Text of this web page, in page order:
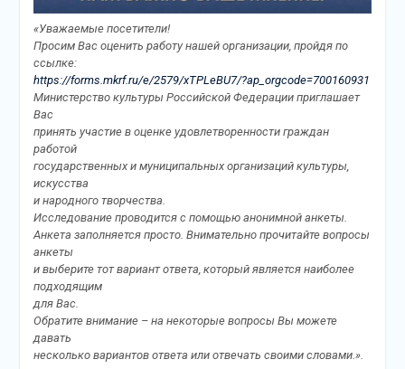
«Уважаемые посетители!
Просим Вас оценить работу нашей организации, пройдя по
ссылке:
https://forms.mkrf.ru/e/2579/xTPLeBU7/?ap_orgcode=700160931
Министерство культуры Российской Федерации приглашает
Вас
принять участие в оценке удовлетворенности граждан
работой
государственных и муниципальных организаций культуры,
искусства
и народного творчества.
Исследование проводится с помощью анонимной анкеты.
Анкета заполняется просто. Внимательно прочитайте вопросы
анкеты
и выберите тот вариант ответа, который является наиболее
подходящим
для Вас.
Обратите внимание – на некоторые вопросы Вы можете
давать
несколько вариантов ответа или отвечать своими словами.».